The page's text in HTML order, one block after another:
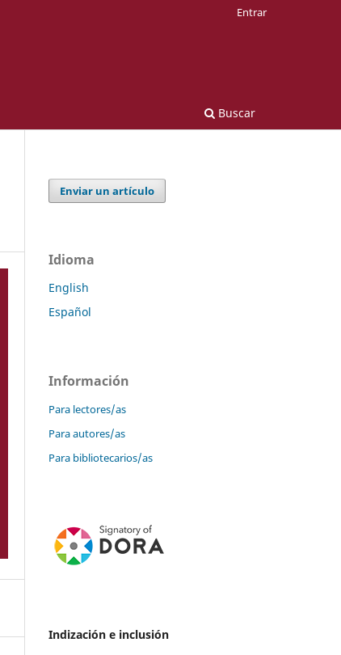
Buscar
Entrar
Enviar un artículo
Idioma
English
Español
Información
Para lectores/as
Para autores/as
Para bibliotecarios/as
Indización e inclusión